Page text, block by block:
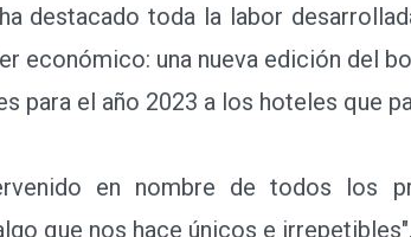
destacado toda la labor
económico: una nueva edición del
para el año 2023 a los hoteles que
en nombre de todos los
que nos hace únicos e irrepetibles".